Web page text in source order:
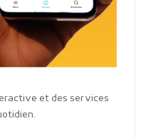
et des services